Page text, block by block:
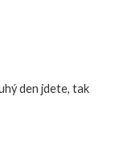
den jdete, tak